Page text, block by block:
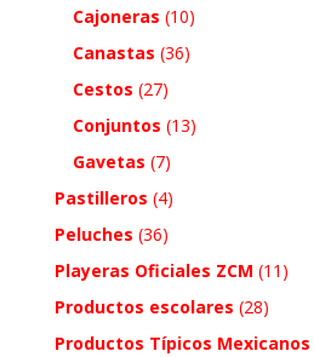
Cajoneras (10)
Canastas (36)
Cestos (27)
Conjuntos (13)
Gavetas (7)
Pastilleros (4)
Peluches (36)
Playeras Oficiales ZCM (11)
Productos escolares (28)
Productos Típicos Mexicanos